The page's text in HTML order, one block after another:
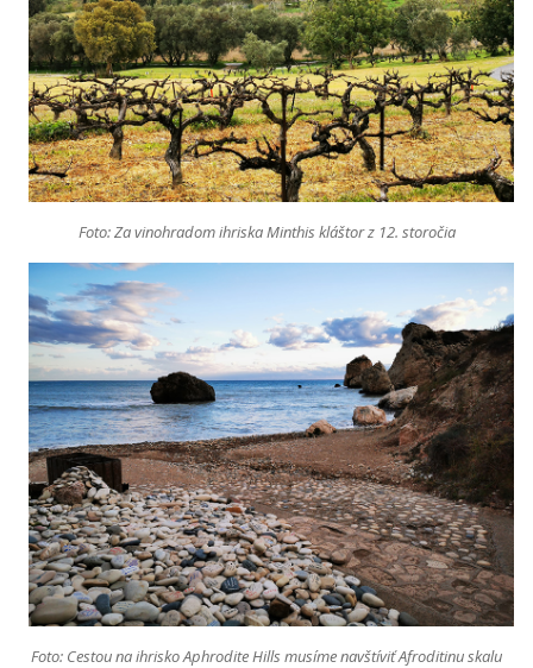
Foto: Za vinohradom ihriska Minthis kláštor z 12. storočia
Foto: Cestou na ihrisko Aphrodite Hills musíme navštíviť Afroditinu skalu